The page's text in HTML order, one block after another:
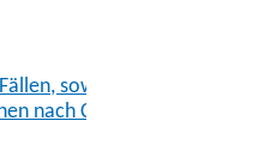
sowie der Art der
nach ChemVerbotsV